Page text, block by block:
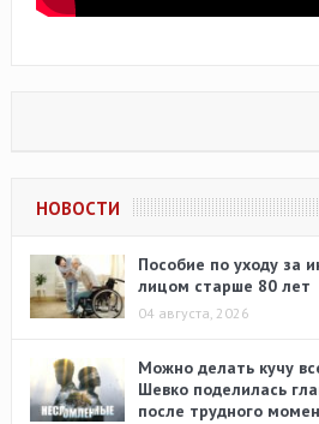
НОВОСТИ
Пособие по уходу за
лицом старше 80 лет
04 августа, 2026
Можно делать кучу
Шевко поделилась
после трудного